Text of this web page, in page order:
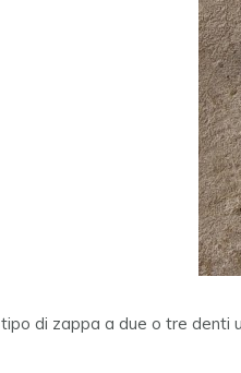
tipo di zappa a due o tre denti